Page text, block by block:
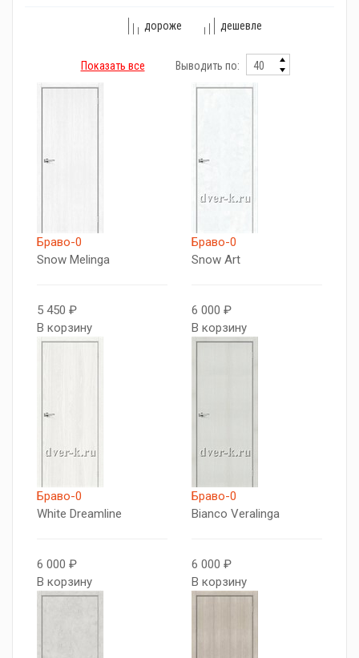
дороже дешевле
Показать все Выводить по:
Браво-0
Snow Melinga
5 450 ₽
В корзину
Браво-0
Snow Art
6 000 ₽
В корзину
Браво-0
White Dreamline
6 000 ₽
В корзину
Браво-0
Bianco Veralinga
6 000 ₽
В корзину